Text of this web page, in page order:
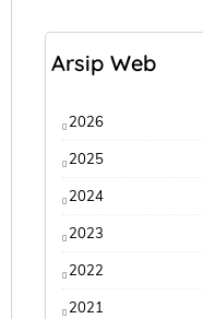
Arsip Web
2026
2025
2024
2023
2022
2021